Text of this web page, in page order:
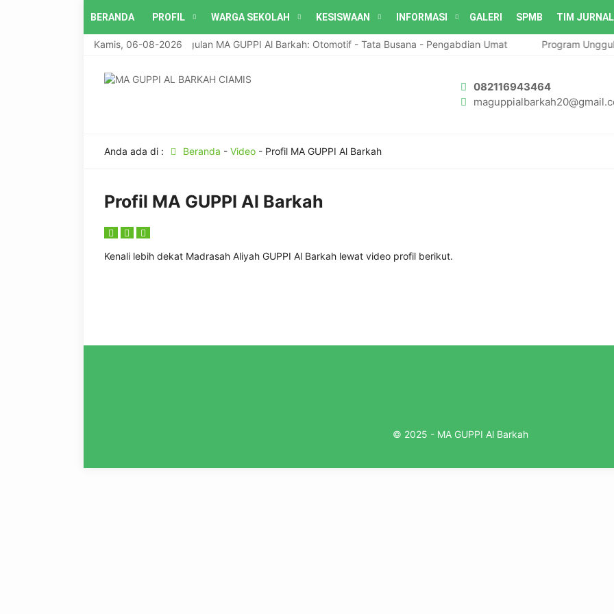
BERANDA PROFIL WARGA SEKOLAH KESISWAAN INFORMASI GALERI SPMB TIM
Kamis, 06-08-2026
Program Unggulan MA GUPPI Al Barkah: Otomotif - Tata Busana - Pengabdian Umat Program
082116943464
Anda ada di : Beranda - Video- Profil MA GUPPI Al Barkah
Profil MA GUPPI Al Barkah
Kenali lebih dekat Madrasah Aliyah GUPPI Al Barkah lewat video profil berikut.
© 2025 - MA GUPPI Al Barkah